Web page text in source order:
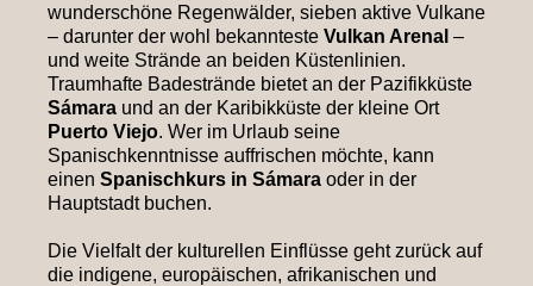
wunderschöne Regenwälder, sieben aktive Vulkane
– darunter der wohl bekannteste Vulkan Arenal –
und weite Strände an beiden Küstenlinien.
Traumhafte Badestrände bietet an der Pazifikküste
Sámara und an der Karibikküste der kleine Ort
Puerto Viejo. Wer im Urlaub seine
Spanischkenntnisse auffrischen möchte, kann
einen Spanischkurs in Sámara oder in der
Hauptstadt buchen.
Die Vielfalt der kulturellen Einflüsse geht zurück auf
die indigene, europäischen, afrikanischen und